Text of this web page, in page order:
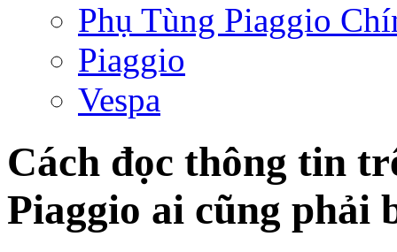
Phụ Tùng Piaggio
Piaggio
Vespa
Cách đọc thông tin
Piaggio ai cũng phải